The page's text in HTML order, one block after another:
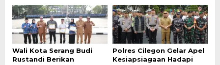
Wali Kota Serang Budi
Rustandi Berikan
Polres Cilegon Gelar Apel
Kesiapsiagaan Hadapi